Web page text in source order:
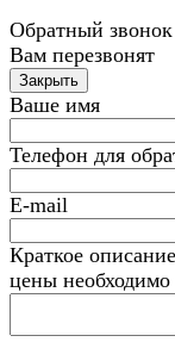
Обратный звонок
Вам перезвонят
Ваше имя
Телефон для
E-mail
Краткое
цены необходимо